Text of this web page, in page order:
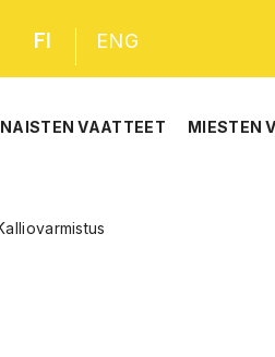
FI ENG
NAISTEN VAATTEET MIESTEN